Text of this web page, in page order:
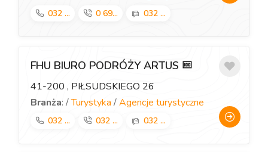
032 ... 0 69... 032 ...
FHU BIURO PODRÓŻY ARTUS
41-200 , PIŁSUDSKIEGO 26
Branża: /Turystyka /Agencje turystyczne
032 ... 032 ... 032 ...